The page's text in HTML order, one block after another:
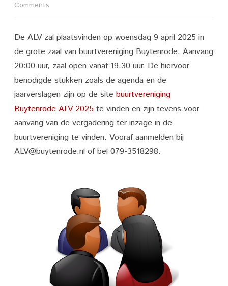
Comments
Algemene
2025
buurtvereniging
Buytenrode
De ALV zal plaatsvinden op woensdag 9 april 2025 in
de grote zaal van buurtvereniging Buytenrode. Aanvang
20:00 uur, zaal open vanaf 19.30 uur. De hiervoor
benodigde stukken zoals de agenda en de
jaarverslagen zijn op de site buurtvereniging
Buytenrode ALV 2025 te vinden en zijn tevens voor
aanvang van de vergadering ter inzage in de
buurtvereniging te vinden. Vooraf aanmelden bij
ALV@buytenrode.nl of bel 079-3518298.